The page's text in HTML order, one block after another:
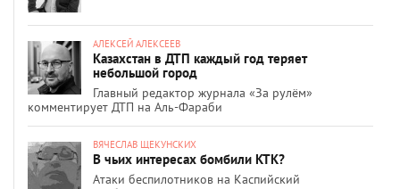
АЛЕКСЕЙ АЛЕКСЕЕВ
Казахстан в ДТП каждый год теряет
небольшой город
Главный редактор журнала «За рулём»
комментирует ДТП на Аль-Фараби
ВЯЧЕСЛАВ ЩЕКУНСКИХ
В чьих интересах бомбили КТК?
Атаки беспилотников на Каспийский